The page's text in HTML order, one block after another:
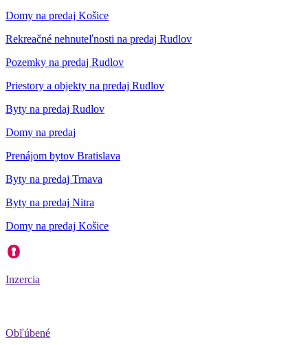
Domy na predaj Košice
Rekreačné nehnuteľnosti na predaj Rudlov
Pozemky na predaj Rudlov
Priestory a objekty na predaj Rudlov
Byty na predaj Rudlov
Domy na predaj
Prenájom bytov Bratislava
Byty na predaj Trnava
Byty na predaj Nitra
Domy na predaj Košice
Inzercia
Obľúbené